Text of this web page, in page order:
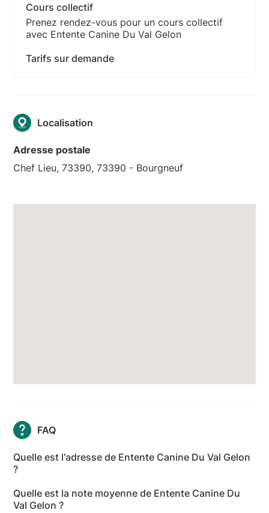
Cours collectif
Prenez rendez-vous pour un cours collectif
avec Entente Canine Du Val Gelon
Tarifs sur demande
Localisation
Adresse postale
Chef Lieu, 73390, 73390 - Bourgneuf
FAQ
Quelle est l'adresse de Entente Canine Du Val Gelon
?
Lieu, 73390, 73390 Bourgneuf - Charente-Maritime
Quelle est la note moyenne de Entente Canine Du
Val Gelon ?